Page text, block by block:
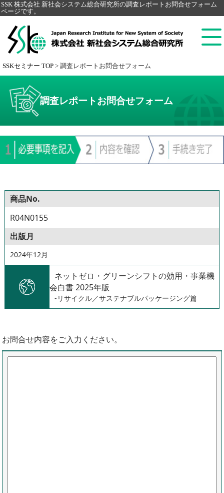
SSK 株式会社 新社会システム総合研究所の調査レポートお問合せフォーム
ページです。
SSKセミナー TOP > 調査レポートお問合せフォーム
調査レポートお問合せフォーム
商品No.
R04N0155
出版月
2024年12月
ネットゼロ・グリーンシフトの効用・事業機
会白書 2025年版
-リサイクル／サステナブルパッケージング篇
お問合せ内容をご入力ください。